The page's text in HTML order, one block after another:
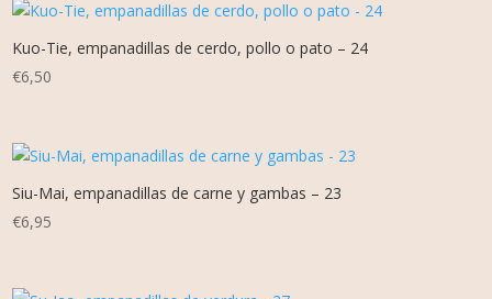
Kuo-Tie, empanadillas de cerdo, pollo o pato – 24
€6,50
Siu-Mai, empanadillas de carne y gambas – 23
€6,95